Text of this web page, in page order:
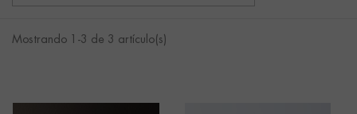
Mostrando 1-3 de 3 artículo(s)